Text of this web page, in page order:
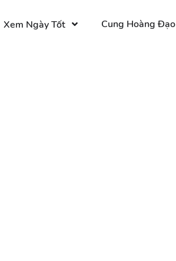
Xem Ngày Tốt Cung Hoàng Đạo